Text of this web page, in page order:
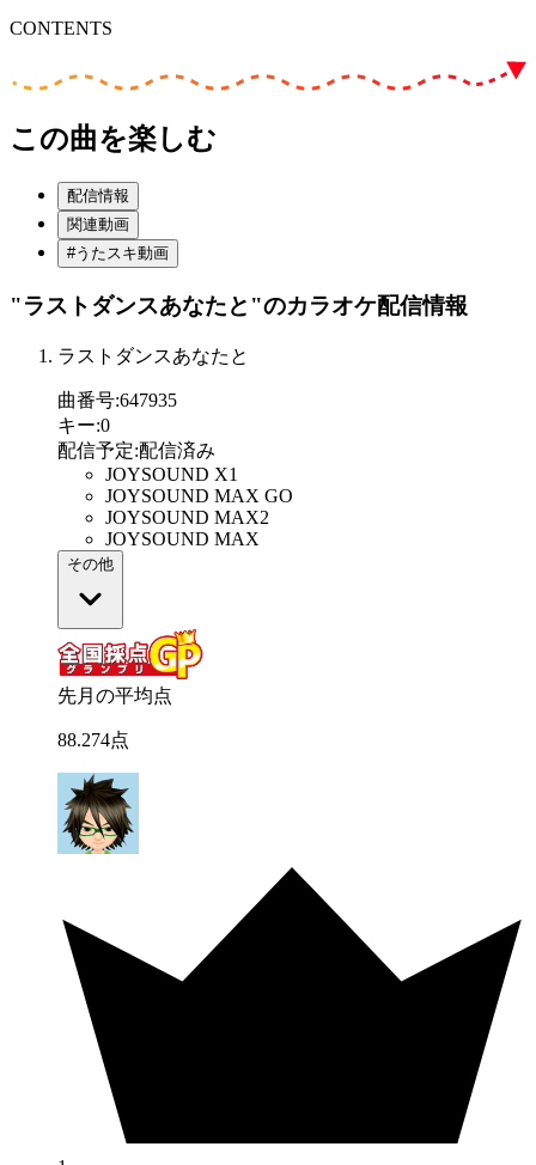
CONTENTS
この曲を楽しむ
配信情報
関連動画
#うたスキ動画
"ラストダンスあなたと"のカラオケ配信情報
ラストダンスあなたと
曲番号:647935
キー:0
配信予定:配信済み
JOYSOUND X1
JOYSOUND MAX GO
JOYSOUND MAX2
JOYSOUND MAX
その他
先月の平均点
88.274点